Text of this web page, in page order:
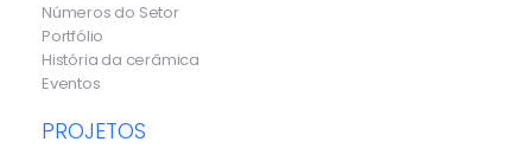
Números do Setor
Portfólio
História da cerâmica
Eventos
PROJETOS